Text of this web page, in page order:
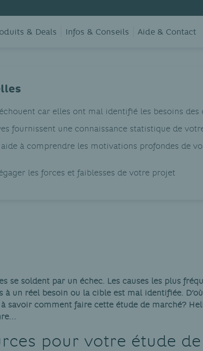
& Deals Infos & Conseils Aide & Contact
étude de marché?
car elles ont mal identifié les besoins des
fournissent une connaissance statistique de
à comprendre les motivations profondes de
les forces et faiblesses de votre projet
se soldent par un échec. Les causes les plus
à un réel besoin ou la cible est mal identifiée. D’où
à savoir comment faire cette étude de marché?
pour votre étude